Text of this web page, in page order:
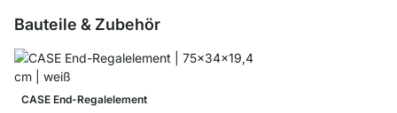
Bauteile & Zubehör
CASE End-Regalelement